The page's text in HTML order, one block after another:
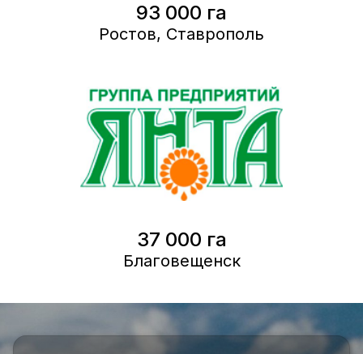
93 000 га
Ростов, Ставрополь
37 000 га
Благовещенск